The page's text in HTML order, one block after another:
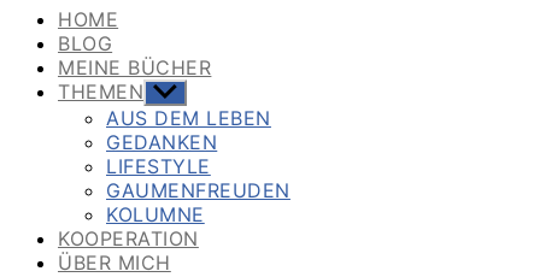
HOME
BLOG
MEINE BÜCHER
THEMEN Untermenü
anzeigen
AUS DEM LEBEN
GEDANKEN
LIFESTYLE
GAUMENFREUDEN
KOLUMNE
KOOPERATION
ÜBER MICH